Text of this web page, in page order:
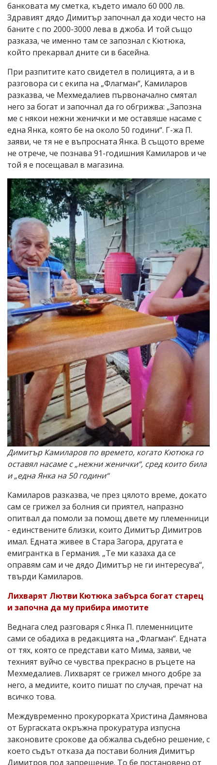
банковата му сметка, където имало 60 000 лв.
Здравият дядо Димитър започнал да ходи често на
баните с по 2000-3000 лева в джоба. И той също
разказа, че именно там се запознал с Кютюка,
който прекарвал дните си в басейна.
При разпитите като свидетел в полицията, а и в
разговора си с екипа на „Флагман“, Камиларов
разказва, че Мехмедалиев първоначално смятал
него за богат и започнал да го обгрижва: „Запозна
ме с някои нежни женички и ме оставяше насаме с
една Янка, която бе на около 50 години“. Г-жа П.
заяви, че тя не е въпросната Янка. В същото време
не отрече, че познава 91-годишния Камиларов и че
той я е посещавал в магазина.
Димитър Камиларов по времето, когато Кютюка го
оставял насаме с „нежни женички“, сред които била
и „една Янка на 50 години“
Камиларов разказва, че през цялото време, докато
сам се грижел за болния си приятел, напразно
опитвал да помоли за помощ двете му племенници
- единствените близки, които Димитър Димитров
имал. Едната живее в Стара Загора, другата е
емигрантка в Германия. „Те ми казаха да се
оправям сам и че дядо Димитър не ги интересува“,
твърди Камиларов.
Лихварят Лютви Кютюка забърса богат старец
и започна да му прибира имотите
Веднага след разговаря с Янка П. племенниците
сами се обадиха в редакцията на „Флагман“. Едната
от тях, която се представи като Мима, заяви, че
техният вуйчо се чувства прекрасно в ръцете на
Мехмедалиев. Лихварят се грижел много добре за
него, а медиите, които пишат по случая, пречат на
всичко това.
Междувременно прокурорката Христина Дамянова
от Бургаската окръжна прокуратура изпусна
законовите срокове да обжалва съдебно решение, с
което съдът отказа да постави болния Димитър
Димитров под запрещение. То бе постановено от